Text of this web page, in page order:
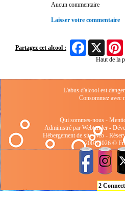
Aucun commentaire
Laisser votre commentaire
Partagez cet alcool :
FacebookX
Haut de la
L'abus d'alcool est
Consommez avec
Qui sommes-nous-
Administré par Webtender -
Hébergement de site Web-
2001/2026 ©
2